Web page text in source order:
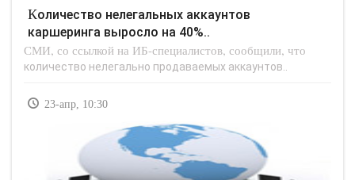
Количество нелегальных аккаунтов
каршеринга выросло на 40%..
СМИ, со ссылкой на ИБ-специалистов, сообщили, что
количество нелегально продаваемых аккаунтов..
23-апр, 10:30